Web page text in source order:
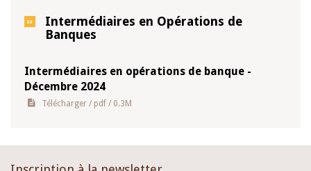
Intermédiaires en Opérations de
Banques
Intermédiaires en opérations de banque -
Décembre 2024
Télécharger / pdf / 0.3M